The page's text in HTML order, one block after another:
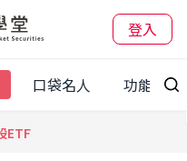
登入
口袋名人 功能教學
ETF